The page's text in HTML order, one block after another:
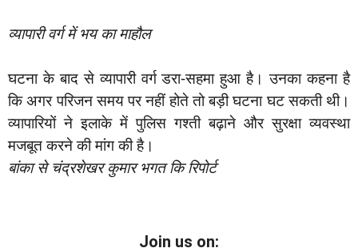
व्यापारी वर्ग में भय का माहौल
घटना के बाद से व्यापारी वर्ग डरा-सहमा हुआ है। उनका कहना है
कि अगर परिजन समय पर नहीं होते तो बड़ी घटना घट सकती थी।
व्यापारियों ने इलाके में पुलिस गश्ती बढ़ाने और सुरक्षा व्यवस्था
मजबूत करने की मांग की है।
बांका से चंद्रशेखर कुमार भगत कि रिपोर्ट
Join us on: